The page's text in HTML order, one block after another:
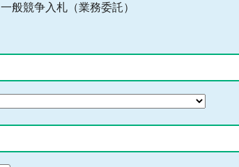
一般競争入札（業務委託）